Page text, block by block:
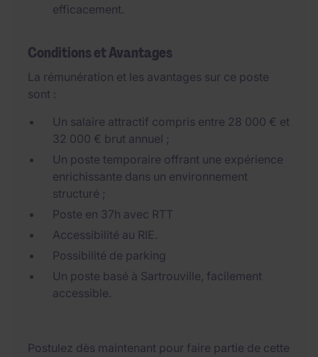
efficacement.
Conditions et Avantages
La rémunération et les avantages sur ce poste
sont :
Un salaire attractif compris entre 28 000 € et
32 000 € brut annuel ;
Un poste temporaire offrant une expérience
enrichissante dans un environnement
structuré ;
Poste en 37h avec RTT
Accessibilité au RIE.
Possibilité de parking
Un poste basé à Sartrouville, facilement
accessible.
Postulez dès maintenant pour faire partie de cette